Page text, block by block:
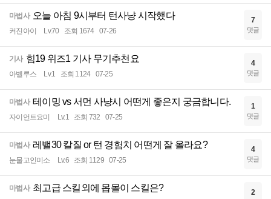
마법사 오늘 아침 9시부터 턴사냥 시작했다
커진아이 Lv.70 조회 1674 07-26
7
댓글
기사 힘19 위즈1 기사 무기추천요
아벨루스 Lv.1 조회 1124 07-25
4
댓글
마법사 테이밍 vs 서먼 사냥시 어떤게 좋은지 궁금합니다.
자이언트요미 Lv.1 조회 732 07-25
1
댓글
마법사 레밸30 칼질 or 턴 경험치 어떤게 잘 올라요?
눈물고인미소 Lv.6 조회 1129 07-25
4
댓글
마법사 최고급 스킬외에 몹몰이 스킬은? 2